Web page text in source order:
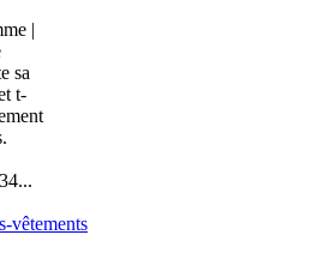
|
sa
t-
vêtements